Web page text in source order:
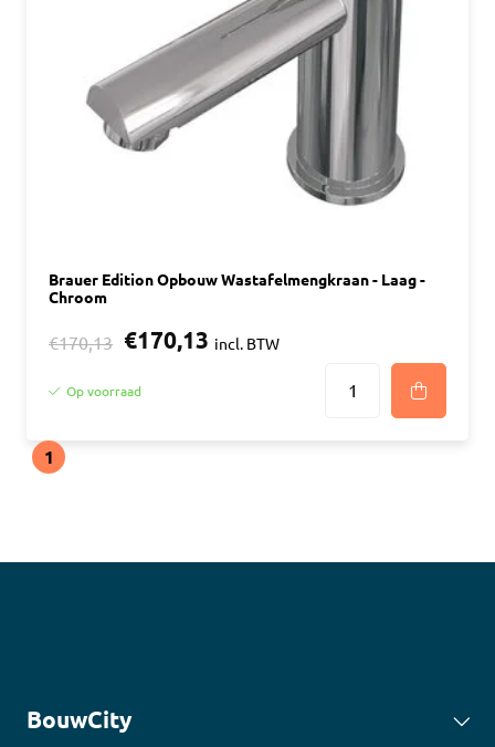
Brauer Edition Opbouw Wastafelmengkraan - Laag -
Chroom
€170,13 €170,13 incl. BTW
Op voorraad
1
BouwCity